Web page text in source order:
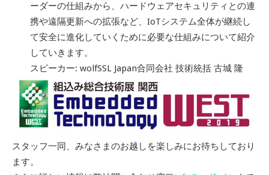
ーダーの仕組みから、ハードウェアセキュリティとの連
携や遠隔更新への拡張など、IoTシステム全体が継続し
て安全に進化していくために必要な仕組みについて紹介
していきます。
スピーカー: wolfSSL Japan合同会社 技術統括 古城 隆
スタッフ一同、みなさまのお越しを楽しみにお待ちしており
ます。